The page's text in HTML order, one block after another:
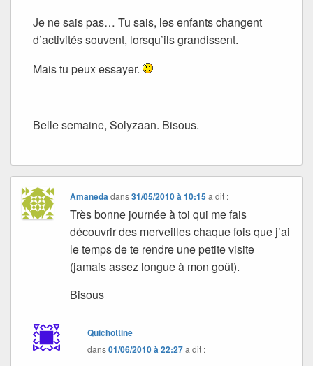
Je ne sais pas… Tu sais, les enfants changent
d’activités souvent, lorsqu’ils grandissent.
Mais tu peux essayer.
Belle semaine, Solyzaan. Bisous.
Amanedadans31/05/2010 à 10:15 a dit :
Très bonne journée à toi qui me fais
découvrir des merveilles chaque fois que j’ai
le temps de te rendre une petite visite
(jamais assez longue à mon goût).
Bisous
Quichottine
dans01/06/2010 à 22:27a dit :